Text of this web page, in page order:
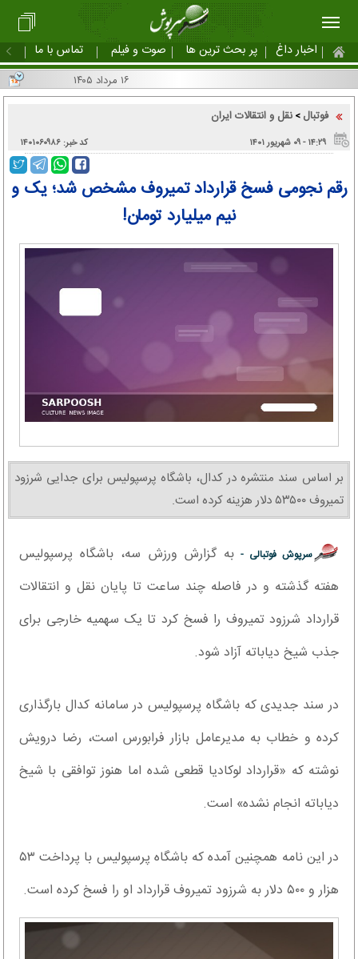
اخبار داغ پر بحث ترین ها صوت و فیلم تماس با ما
فوتبال > نقل و انتقالات ایران
۱۴:۲۹ - ۰۹ شهریور ۱۴۰۱ کد خبر: ۱۴۰۱۰۶۰۹۸۶
رقم نجومی فسخ قرارداد تمیروف مشخص شد؛ یک و
نیم میلیارد تومان!
بر اساس سند منتشره در کدال، باشگاه پرسپولیس برای جدایی شرزود
تمیروف ۵۳۵۰۰ دلار هزینه کرده است.
سرپوش فوتبالی - به گزارش ورزش سه، باشگاه پرسپولیس
هفته گذشته و در فاصله چند ساعت تا پایان نقل و انتقالات
قرارداد شرزود تمیروف را فسخ کرد تا یک سهمیه خارجی برای
جذب شیخ دیاباته آزاد شود.
در سند جدیدی که باشگاه پرسپولیس در سامانه کدال بارگذاری
کرده و خطاب به مدیرعامل بازار فرابورس است، رضا درویش
نوشته که «قرارداد لوکادیا قطعی شده اما هنوز توافقی با شیخ
دیاباته انجام نشده» است.
در این نامه همچنین آمده که باشگاه پرسپولیس با پرداخت ۵۳
هزار و ۵۰۰ دلار به شرزود تمیروف قرارداد او را فسخ کرده است.